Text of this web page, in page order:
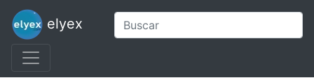
elyex